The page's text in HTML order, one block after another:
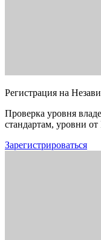
Регистрация на
Проверка уровня
стандартам, уровни от
Зарегистрироваться